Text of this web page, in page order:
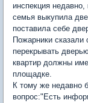
инспекция
семья выкупила
поставила себе
Пожарники
перекрывать
квартир должны
площадке.
К тому же недавно
вопрос:"Есть